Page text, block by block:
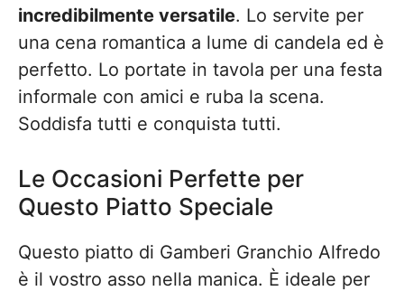
incredibilmente versatile. Lo servite per
una cena romantica a lume di candela ed è
perfetto. Lo portate in tavola per una festa
informale con amici e ruba la scena.
Soddisfa tutti e conquista tutti.
Le Occasioni Perfette per
Questo Piatto Speciale
Questo piatto di Gamberi Granchio Alfredo
è il vostro asso nella manica. È ideale per